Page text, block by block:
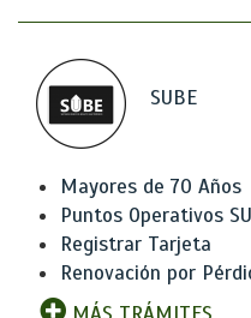
SUBE
Mayores de 70 Años
Puntos Operativos
Registrar Tarjeta
Renovación por